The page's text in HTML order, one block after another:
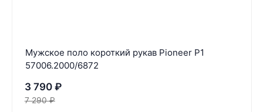
Мужское поло короткий рукав Pioneer P1
57006.2000/6872
3 790 ₽
7 290 ₽